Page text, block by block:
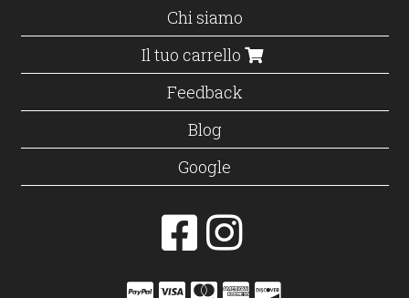
Chi siamo
Il tuo carrello
Feedback
Blog
Google